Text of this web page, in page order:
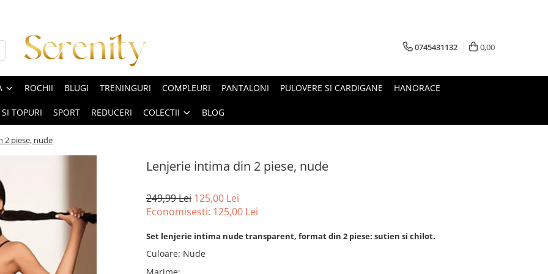
0745431132 0,00
ROCHII BLUGI TRENINGURI COMPLEURI PANTALONI PULOVERE SI CARDIGANE HANORACE
TOPURI SPORT REDUCERI COLECTII BLOG
2 piese, nude
Lenjerie intima din 2 piese, nude
249,99 Lei 125,00 Lei
Economisesti: 125,00 Lei
Set lenjerie intima nude transparent, format din 2 piese: sutien si chilot.
Culoare: Nude